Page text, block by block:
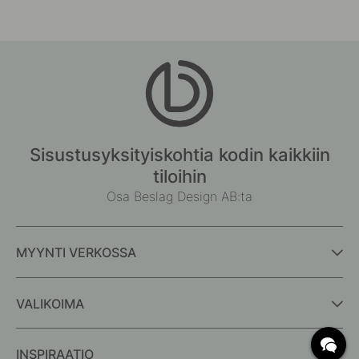
Sisustusyksityiskohtia kodin kaikkiin
tiloihin
Osa Beslag Design AB:ta
MYYNTI VERKOSSA
VALIKOIMA
INSPIRAATIO